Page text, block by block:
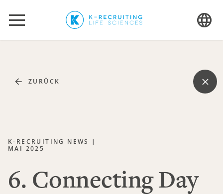
ZURÜCK
K-RECRUITING NEWS |
MAI 2025
6. Connecting Day